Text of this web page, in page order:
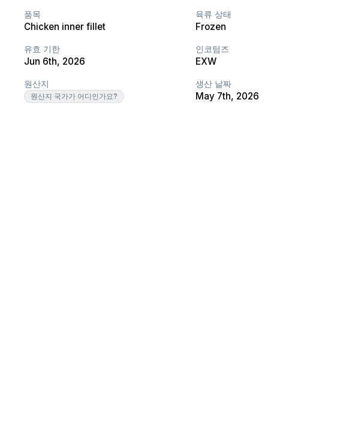
품목
Chicken inner fillet
유효 기한
Jun 6th, 2026
원산지
원산지 국가가 어디인가요?
육류 상태
Frozen
인코텀즈
EXW
생산 날짜
May 7th, 2026